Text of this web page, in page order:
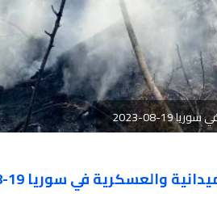
08-2023
والعسكرية في سوريا 19-08-2023